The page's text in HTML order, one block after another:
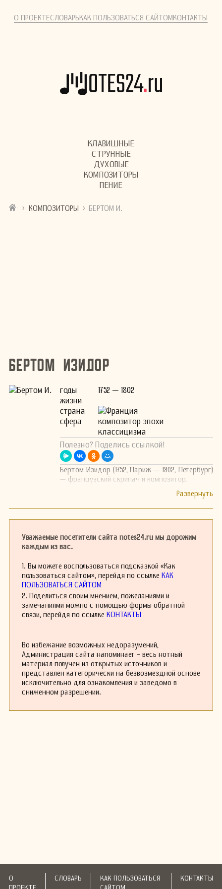
О ПРОЕКТЕСЛОВАРЬКАК ПОЛЬЗОВАТЬСЯ САЙТОМКОНТАКТЫ
КЛАВИШНЫЕ
СТРУННЫЕ
ДУХОВЫЕ
КОМПОЗИТОРЫ
ПЕНИЕ
› КОМПОЗИТОРЫ › БЕРТОМ И.
Бертом Изидор
годы
жизни
1752 — 1802
страна
Франция
сфера
композитор эпохи
классицизма
Полезно? Поделись ссылкой!
Бертом Изидор (1752, Париж — 1802, Петербург)
— французский скрипач и композитор.
Уважаемые посетители сайта notes24.ru мы дорожим
каждым из вас.
1. Вы можете воспользоваться подсказкой «Как
пользоваться сайтом», перейдя по ссылке КАК
ПОЛЬЗОВАТЬСЯ САЙТОМ
2. Поделиться своим мнением, пожеланиями и
замечаниями можно с помощью формы обратной
связи, перейдя по ссылке КОНТАКТЫ
Во избежание возможных недоразумений,
Администрация сайта напоминает - весь нотный
материал получен из открытых источников и
представлен категорически на безвозмездной основе
исключительно для ознакомления и заведомо в
сниженном разрешении.
О
СЛОВАРЬ
КАК ПОЛЬЗОВАТЬСЯ
КОНТАКТЫ